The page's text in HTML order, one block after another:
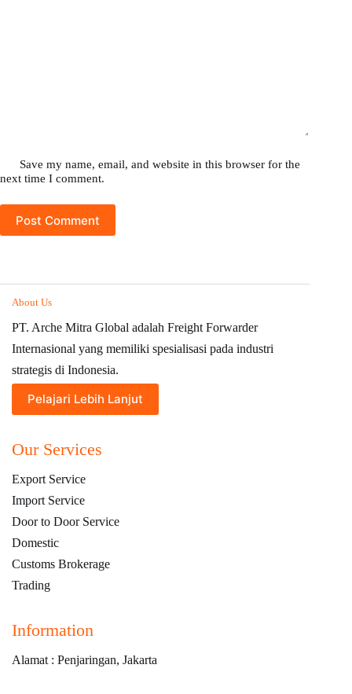
Save my name, email, and website in this browser for the
next time I comment.
Post Comment
About Us
PT. Arche Mitra Global adalah Freight Forwarder
Internasional yang memiliki spesialisasi pada industri
strategis di Indonesia.
Pelajari Lebih Lanjut
Our Services
Export Service
Import Service
Door to Door Service
Domestic
Customs Brokerage
Trading
Information
Alamat : Penjaringan, Jakarta